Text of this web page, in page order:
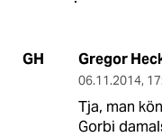
GH Gregor
06.11.2014,
Tja, man
Gorbi